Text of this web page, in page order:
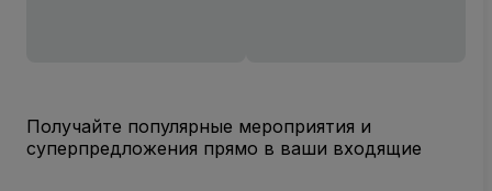
Получайте популярные мероприятия и
суперпредложения прямо в ваши входящие